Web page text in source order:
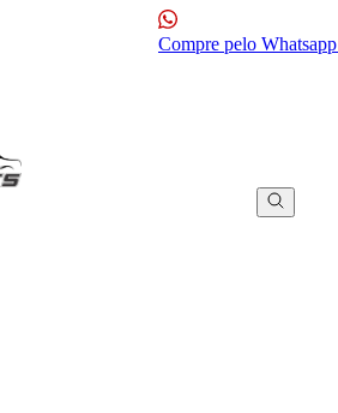
Compre pelo Whatsapp